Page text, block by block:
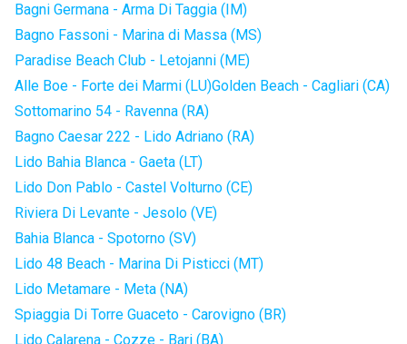
Bagni Germana - Arma Di Taggia (IM)
Bagno Fassoni - Marina di Massa (MS)
Paradise Beach Club - Letojanni (ME)
Alle Boe - Forte dei Marmi (LU)Golden Beach - Cagliari (CA)
Sottomarino 54 - Ravenna (RA)
Bagno Caesar 222 - Lido Adriano (RA)
Lido Bahia Blanca - Gaeta (LT)
Lido Don Pablo - Castel Volturno (CE)
Riviera Di Levante - Jesolo (VE)
Bahia Blanca - Spotorno (SV)
Lido 48 Beach - Marina Di Pisticci (MT)
Lido Metamare - Meta (NA)
Spiaggia Di Torre Guaceto - Carovigno (BR)
Lido Calarena - Cozze - Bari (BA)